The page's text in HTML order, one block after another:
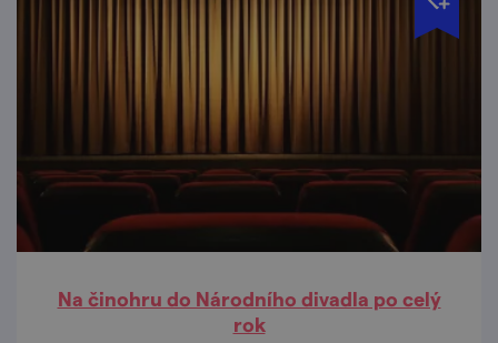
Na činohru do Národního divadla po celý
rok